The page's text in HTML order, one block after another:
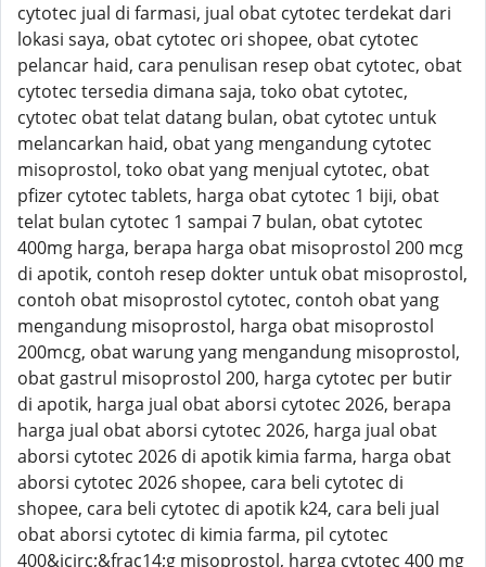
cytotec jual di farmasi, jual obat cytotec terdekat dari
lokasi saya, obat cytotec ori shopee, obat cytotec
pelancar haid, cara penulisan resep obat cytotec, obat
cytotec tersedia dimana saja, toko obat cytotec,
cytotec obat telat datang bulan, obat cytotec untuk
melancarkan haid, obat yang mengandung cytotec
misoprostol, toko obat yang menjual cytotec, obat
pfizer cytotec tablets, harga obat cytotec 1 biji, obat
telat bulan cytotec 1 sampai 7 bulan, obat cytotec
400mg harga, berapa harga obat misoprostol 200 mcg
di apotik, contoh resep dokter untuk obat misoprostol,
contoh obat misoprostol cytotec, contoh obat yang
mengandung misoprostol, harga obat misoprostol
200mcg, obat warung yang mengandung misoprostol,
obat gastrul misoprostol 200, harga cytotec per butir
di apotik, harga jual obat aborsi cytotec 2026, berapa
harga jual obat aborsi cytotec 2026, harga jual obat
aborsi cytotec 2026 di apotik kimia farma, harga obat
aborsi cytotec 2026 shopee, cara beli cytotec di
shopee, cara beli cytotec di apotik k24, cara beli jual
obat aborsi cytotec di kimia farma, pil cytotec
400&icirc;&frac14;g misoprostol, harga cytotec 400 mg